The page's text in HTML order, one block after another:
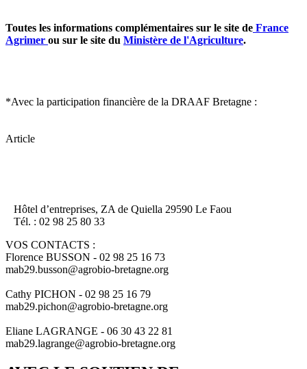
Toutes les informations complémentaires sur le site de France
Agrimer ou sur le site du Ministère de l'Agriculture.
*Avec la participation financière de la DRAAF Bretagne :
Article
Hôtel d’entreprises, ZA de Quiella 29590 Le Faou
Tél. : 02 98 25 80 33
VOS CONTACTS :
Florence BUSSON - 02 98 25 16 73
mab29.busson@agrobio-bretagne.org
Cathy PICHON - 02 98 25 16 79
mab29.pichon@agrobio-bretagne.org
Eliane LAGRANGE - 06 30 43 22 81
mab29.lagrange@agrobio-bretagne.org